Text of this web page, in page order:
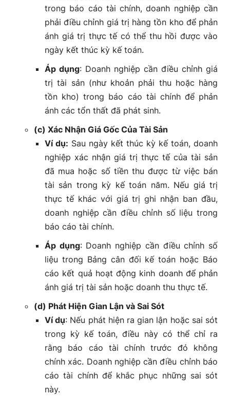
trong báo cáo tài chính, doanh nghiệp cần
phải điều chỉnh giá trị hàng tồn kho để phản
ánh giá trị thực tế có thể thu hồi được vào
ngày kết thúc kỳ kế toán.
Áp dụng: Doanh nghiệp cần điều chỉnh giá
trị tài sản (như khoản phải thu hoặc hàng
tồn kho) trong báo cáo tài chính để phản
ánh các tổn thất đã phát sinh.
(c) Xác Nhận Giá Gốc Của Tài Sản
Ví dụ: Sau ngày kết thúc kỳ kế toán, doanh
nghiệp xác nhận giá trị thực tế của tài sản
đã mua hoặc số tiền thu được từ việc bán
tài sản trong kỳ kế toán năm. Nếu giá trị
thực tế khác với giá trị ghi nhận ban đầu,
doanh nghiệp cần điều chỉnh số liệu trong
báo cáo tài chính.
Áp dụng: Doanh nghiệp cần điều chỉnh số
liệu trong Bảng cân đối kế toán hoặc Báo
cáo kết quả hoạt động kinh doanh để phản
ánh giá trị tài sản hoặc doanh thu thực tế.
(d) Phát Hiện Gian Lận và Sai Sót
Ví dụ: Nếu phát hiện ra gian lận hoặc sai sót
trong kỳ kế toán, điều này có thể chỉ ra
rằng báo cáo tài chính trước đó không
chính xác. Doanh nghiệp cần điều chỉnh báo
cáo tài chính để khắc phục những sai sót
này.